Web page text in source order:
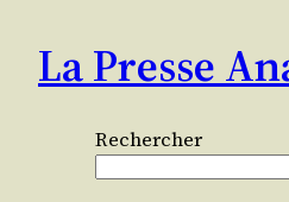
contenu
La Presse
Rechercher